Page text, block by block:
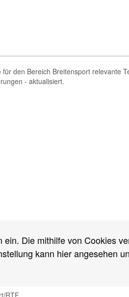
Die mithilfe von Cookies
kann hier angesehen
den Bereich Breitensport relevante
- aktualisiert.
Termine
Rund um
RTF-Kalender
RTF